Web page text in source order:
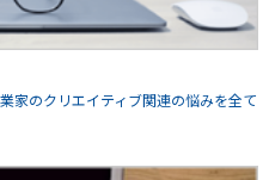
家のクリエイティブ関連の悩みを全て